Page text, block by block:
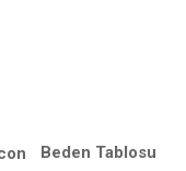
Beden Tablosu